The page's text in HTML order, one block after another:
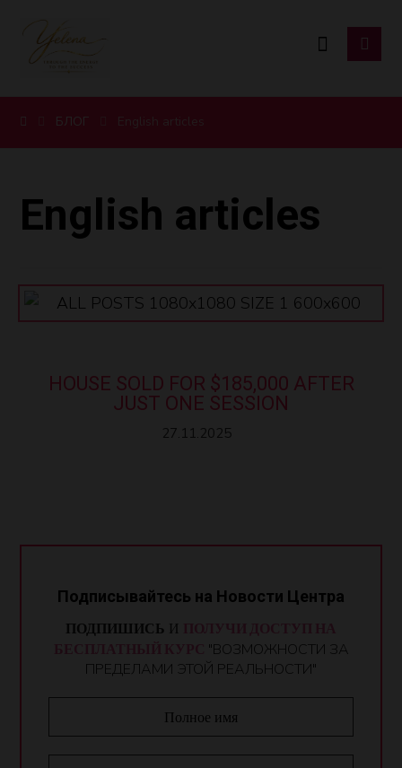
БЛОГ
English articles
HOUSE SOLD FOR $185,000 AFTER
JUST ONE SESSION
27.11.2025
Подписывайтесь на Новости Центра
ПОДПИШИСЬ И
"ВОЗМОЖНОСТИ ЗА
ПРЕДЕЛАМИ ЭТОЙ РЕАЛЬНОСТИ"